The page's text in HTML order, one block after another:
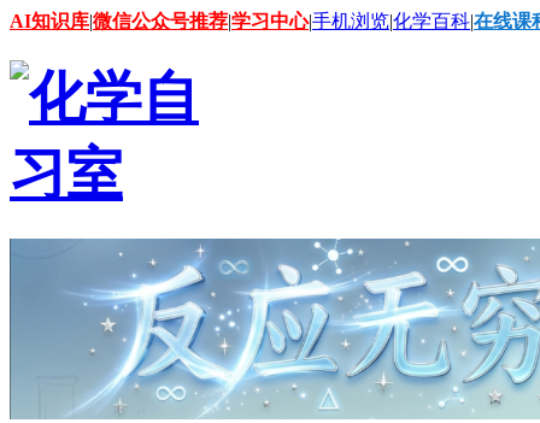
AI知识库|微信公众号推荐|学习中心|手机浏览|化学百科|在线课